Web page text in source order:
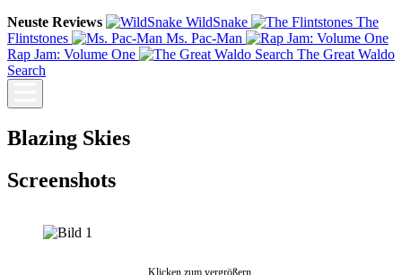
Neuste Reviews
WildSnake
The
Flintstones
Ms. Pac-Man
Rap Jam: Volume One
The Great Waldo
Search
Blazing Skies
Screenshots
Klicken zum vergrößern.